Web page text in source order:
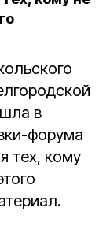
в
форума
тех, кому